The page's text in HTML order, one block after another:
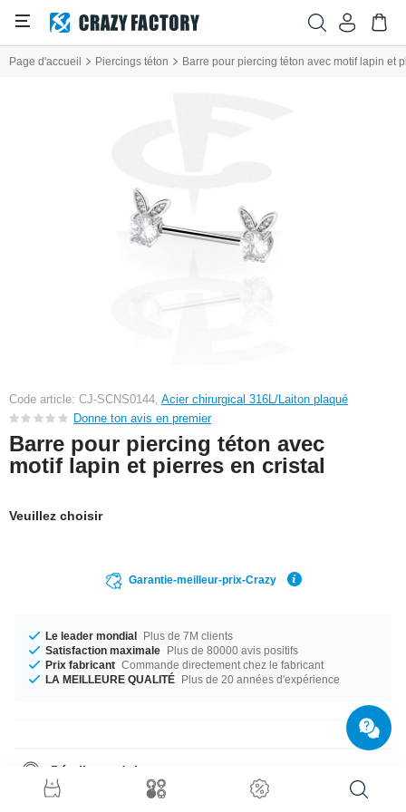
Page d'accueil Piercings téton Barre pour piercing téton avec motif lapin et
Code article: CJ-SCNS0144, Acier chirurgical 316L/Laiton plaqué
Donne ton avis en premier
Barre pour piercing téton avec
motif lapin et pierres en cristal
Veuillez choisir
Garantie-meilleur-prix-Crazy
Le leader mondial Plus de 7M clients
Satisfaction maximale Plus de 80000 avis positifs
Prix fabricant Commande directement chez le fabricant
LA MEILLEURE QUALITÉ Plus de 20 années d'expérience
Détails produit
Cet article est disponible en calibre 1.6 mm. Peu importe la taille, on a ce